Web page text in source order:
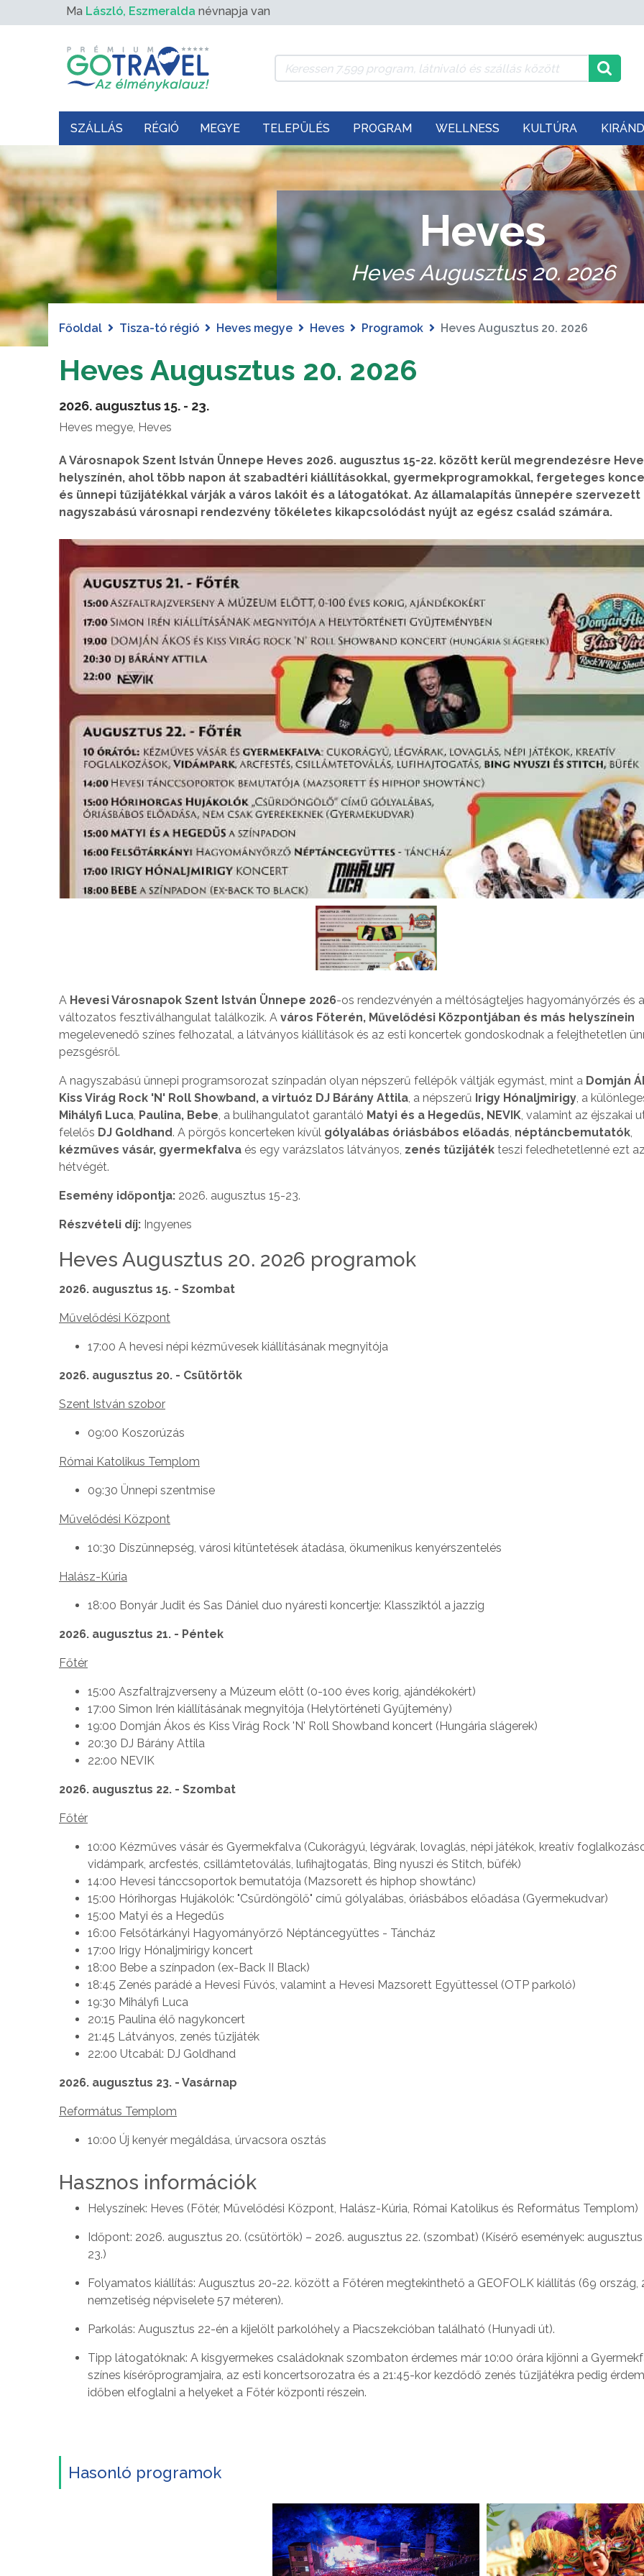
Ma László, Eszmeralda névnapja van
SZÁLLÁS RÉGIÓ MEGYE TELEPÜLÉS PROGRAM WELLNESS KULTÚRA
Heves
Heves Augusztus 20. 2026
Főoldal Tisza-tó régió Heves megye Heves Programok Heves Augusztus 20. 2026
Heves Augusztus 20. 2026
2026. augusztus 15. - 23.
Heves megye, Heves
A Városnapok Szent István Ünnepe Heves 2026. augusztus 15-22. között kerül megrendezésre
helyszínén, ahol több napon át szabadtéri kiállításokkal, gyermekprogramokkal, fergeteges
és ünnepi tűzijátékkal várják a város lakóit és a látogatókat. Az államalapítás ünnepére szervezett
nagyszabású városnapi rendezvény tökéletes kikapcsolódást nyújt az egész család számára.
A Hevesi Városnapok Szent István Ünnepe 2026-os rendezvényén a méltóságteljes hagyományőrzés és a
változatos fesztiválhangulat találkozik. A város Főterén, Művelődési Központjában és más helyszínein
megelevenedő színes felhozatal, a látványos kiállítások és az esti koncertek gondoskodnak a felejthetetlen
pezsgésről.
A nagyszabású ünnepi programsorozat színpadán olyan népszerű fellépők váltják egymást, mint a Domján
Kiss Virág Rock 'N' Roll Showband, a virtuóz DJ Bárány Attila, a népszerű Irigy Hónaljmirigy, a
Mihályfi Luca, Paulina, Bebe, a bulihangulatot garantáló Matyi és a Hegedűs, NEVIK, valamint az éjszakai
felelős DJ Goldhand. A pörgős koncerteken kívül gólyalábas óriásbábos előadás, néptáncbemutatók,
kézműves vásár, gyermekfalva és egy varázslatos látványos, zenés tűzijáték teszi feledhetetlenné ezt
hétvégét.
Esemény időpontja: 2026. augusztus 15-23.
Részvételi díj: Ingyenes
Heves Augusztus 20. 2026 programok
2026. augusztus 15. - Szombat
Művelődési Központ
17:00 A hevesi népi kézművesek kiállításának megnyitója
2026. augusztus 20. - Csütörtök
Szent István szobor
09:00 Koszorúzás
Római Katolikus Templom
09:30 Ünnepi szentmise
Művelődési Központ
10:30 Díszünnepség, városi kitüntetések átadása, ökumenikus kenyérszentelés
Halász-Kúria
18:00 Bonyár Judit és Sas Dániel duo nyáresti koncertje: Klassziktól a jazzig
2026. augusztus 21. - Péntek
Főtér
15:00 Aszfaltrajzverseny a Múzeum előtt (0-100 éves korig, ajándékokért)
17:00 Simon Irén kiállításának megnyitója (Helytörténeti Gyűjtemény)
19:00 Domján Ákos és Kiss Virág Rock 'N' Roll Showband koncert (Hungária slágerek)
20:30 DJ Bárány Attila
22:00 NEVIK
2026. augusztus 22. - Szombat
Főtér
10:00 Kézműves vásár és Gyermekfalva (Cukorágyú, légvárak, lovaglás, népi játékok, kreatív
vidámpark, arcfestés, csillámtetoválás, lufihajtogatás, Bing nyuszi és Stitch, büfék)
14:00 Hevesi tánccsoportok bemutatója (Mazsorett és hiphop showtánc)
15:00 Hórihorgas Hujákolók: "Csűrdöngölő" című gólyalábas, óriásbábos előadása (Gyermekudvar)
15:00 Matyi és a Hegedűs
16:00 Felsőtárkányi Hagyományőrző Néptáncegyüttes - Táncház
17:00 Irigy Hónaljmirigy koncert
18:00 Bebe a színpadon (ex-Back II Black)
18:45 Zenés parádé a Hevesi Fúvós, valamint a Hevesi Mazsorett Együttessel (OTP parkoló)
19:30 Mihályfi Luca
20:15 Paulina élő nagykoncert
21:45 Látványos, zenés tűzijáték
22:00 Utcabál: DJ Goldhand
2026. augusztus 23. - Vasárnap
Református Templom
10:00 Új kenyér megáldása, úrvacsora osztás
Hasznos információk
Helyszínek: Heves (Főtér, Művelődési Központ, Halász-Kúria, Római Katolikus és Református Templom)
Időpont: 2026. augusztus 20. (csütörtök) – 2026. augusztus 22. (szombat) (Kísérő események: augusztus
23.)
Folyamatos kiállítás: Augusztus 20-22. között a Főtéren megtekinthető a GEOFOLK kiállítás (69 ország,
nemzetiség népviselete 57 méteren).
Parkolás: Augusztus 22-én a kijelölt parkolóhely a Piacszekcióban található (Hunyadi út).
Tipp látogatóknak: A kisgyermekes családoknak szombaton érdemes már 10:00 órára kijönni a
színes kísérőprogramjaira, az esti koncertsorozatra és a 21:45-kor kezdődő zenés tűzijátékra pedig
időben elfoglalni a helyeket a Főtér központi részein.
Hasonló programok